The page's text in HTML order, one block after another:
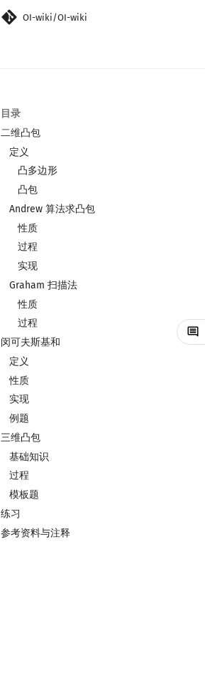
OI-wiki/OI-wiki
目录
二维凸包
定义
凸多边形
凸包
Andrew 算法求凸包
性质
过程
实现
Graham 扫描法
性质
过程
闵可夫斯基和
定义
性质
实现
例题
三维凸包
基础知识
过程
模板题
练习
参考资料与注释